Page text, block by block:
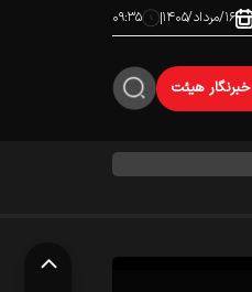
۱۶/مرداد/۱۴۰۵ ۰۹:۳۵
خبرنگار هیئت